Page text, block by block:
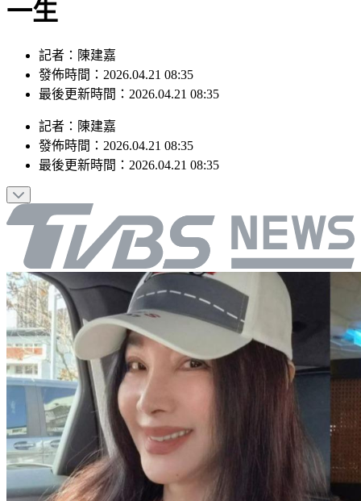
一生
記者：陳建嘉
發佈時間：2026.04.21 08:35
記者：陳建嘉
發佈時間：2026.04.21 08:35